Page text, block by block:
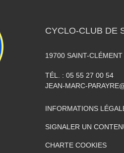
CYCLO-CLUB DE
19700 SAINT-CLÉMENT
TÉL. : 05 55 27 00 54
JEAN-MARC-
INFORMATIONS
SIGNALER UN
CHARTE COOKIES